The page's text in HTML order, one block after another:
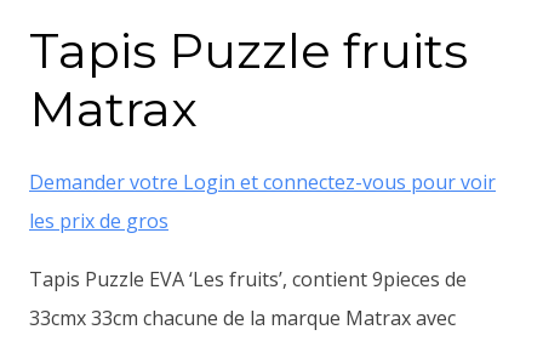
Tapis Puzzle fruits
Matrax
Demander votre Login et connectez-vous pour voir
les prix de gros
Tapis Puzzle EVA ‘Les fruits’, contient 9pieces de
33cmx 33cm chacune de la marque Matrax avec